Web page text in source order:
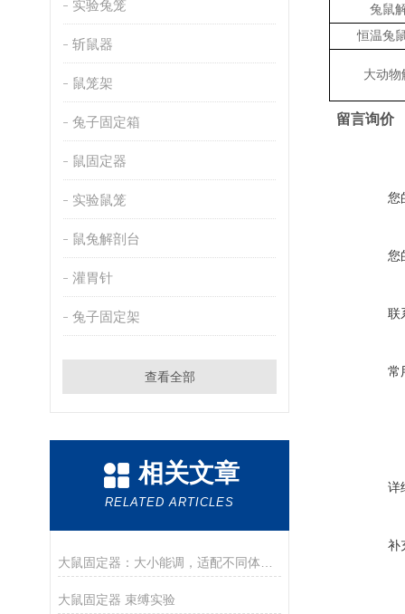
实验兔笼
斩鼠器
鼠笼架
兔子固定箱
鼠固定器
实验鼠笼
鼠兔解剖台
灌胃针
兔子固定架
查看全部
相关文章
RELATED ARTICLES
大鼠固定器 束缚实验
兔鼠
恒温兔
大动物
留言询价
您
您
联
常
详
补